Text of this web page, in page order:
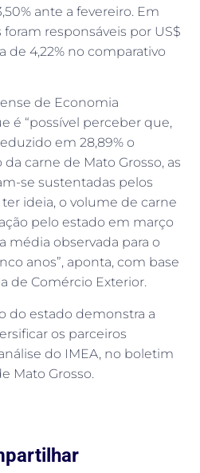
ante a fevereiro. Em
responsáveis por US$
de 4,22% no comparativo
de Economia
é “possível perceber que,
em 28,89% o
carne de Mato Grosso, as
se sustentadas pelos
ter ideia, o volume de carne
pelo estado em março
média observada para o
anos”, aponta, com base
de Comércio Exterior.
do estado demonstra a
os parceiros
do IMEA, no boletim
Mato Grosso.